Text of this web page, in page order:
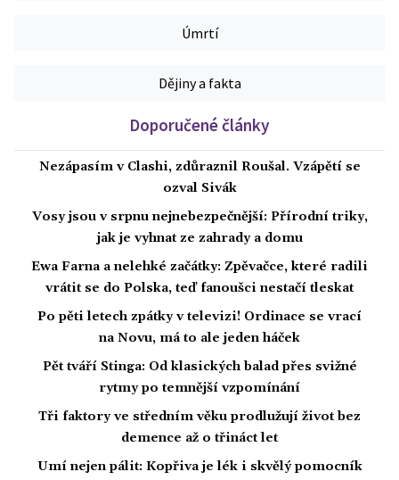
Úmrtí
Dějiny a fakta
Doporučené články
Nezápasím v Clashi, zdůraznil Roušal. Vzápětí se
ozval Sivák
Vosy jsou v srpnu nejnebezpečnější: Přírodní triky,
jak je vyhnat ze zahrady a domu
Ewa Farna a nelehké začátky: Zpěvačce, které radili
vrátit se do Polska, teď fanoušci nestačí tleskat
Po pěti letech zpátky v televizi! Ordinace se vrací
na Novu, má to ale jeden háček
Pět tváří Stinga: Od klasických balad přes svižné
rytmy po temnější vzpomínání
Tři faktory ve středním věku prodlužují život bez
demence až o třináct let
Umí nejen pálit: Kopřiva je lék i skvělý pomocník